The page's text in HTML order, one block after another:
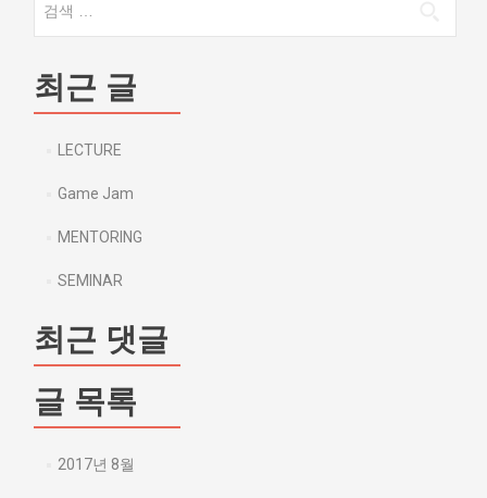
최근 글
LECTURE
Game Jam
MENTORING
SEMINAR
최근 댓글
글 목록
2017년 8월